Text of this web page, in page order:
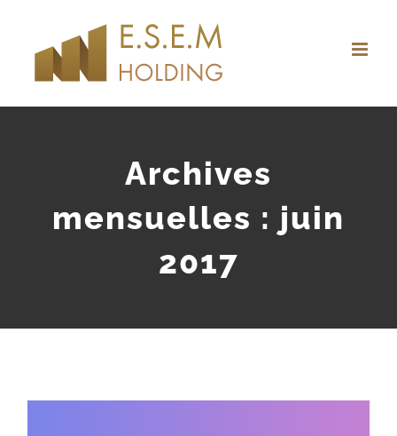
Archives
mensuelles : juin
2017